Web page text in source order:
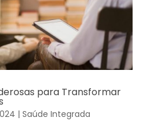
para Transformar
| Saúde Integrada